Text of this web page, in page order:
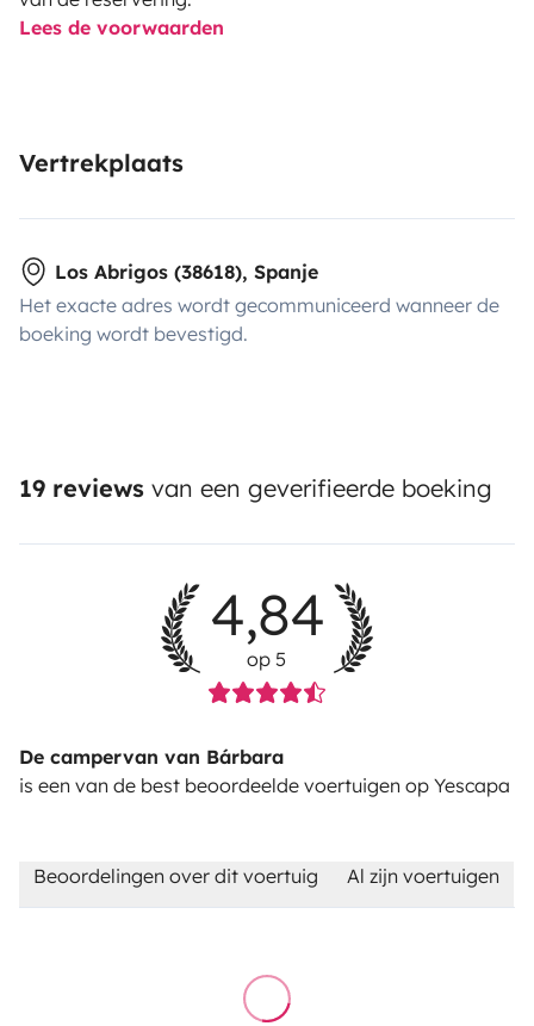
Lees de voorwaarden
Vertrekplaats
Los Abrigos (38618), Spanje
Het exacte adres wordt gecommuniceerd wanneer de
boeking wordt bevestigd.
19 reviews van een geverifieerde boeking
4,84
op 5
De campervan van Bárbara
is een van de best beoordeelde voertuigen op Yescapa
Beoordelingen over dit voertuig Al zijn voertuigen